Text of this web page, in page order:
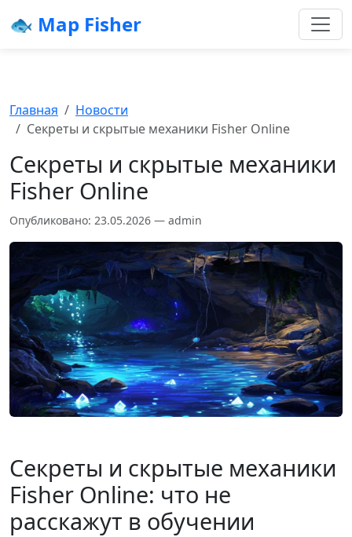
🐟 Map Fisher
Главная
Новости
Секреты и скрытые механики Fisher Online
Секреты и скрытые механики
Fisher Online
Опубликовано: 23.05.2026 — admin
Секреты и скрытые механики
Fisher Online: что не
расскажут в обучении